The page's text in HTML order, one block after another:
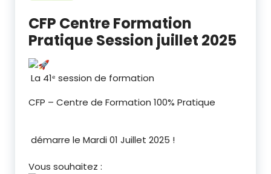
CFP Centre Formation
Pratique Session juillet 2025
La 41ᵉ session de formation
CFP – Centre de Formation 100% Pratique
démarre le Mardi 01 Juillet 2025 !
Vous souhaitez :